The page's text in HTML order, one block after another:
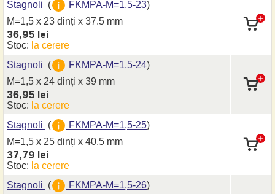
Stagnoli ( FKMPA-M=1,5-23)
M=1,5 x 23 dinți x 37.5 mm
36,95 lei
Stoc: la cerere
Stagnoli ( FKMPA-M=1,5-24)
M=1,5 x 24 dinți x 39 mm
36,95 lei
Stoc: la cerere
Stagnoli ( FKMPA-M=1,5-25)
M=1,5 x 25 dinți x 40.5 mm
37,79 lei
Stoc: la cerere
Stagnoli ( FKMPA-M=1,5-26)